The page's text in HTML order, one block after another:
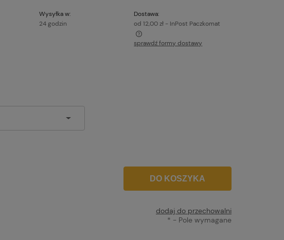
Wysyłka w:
24 godzin
Dostawa:
od 12,00 zł - InPost Paczkomat
sprawdź formy dostawy
DO KOSZYKA
dodaj do przechowalni
* - Pole wymagane